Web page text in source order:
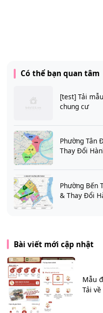
Có thể bạn quan tâm
[test] Tải
chung cư
Phường Tân
Thay Đổi
Phường Bến
& Thay Đổi
Bài viết mới cập nhật
Mẫu
Tải